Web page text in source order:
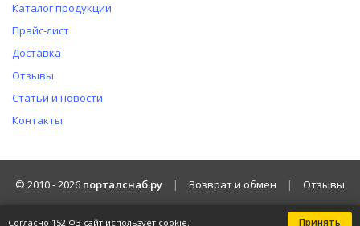
Каталог продукции
Прайс-лист
Доставка
Отзывы
Статьи и новости
Контакты
© 2010 -2026 порталснаб.ру | Возврат и обмен | Отзывы
Согласно 152 ФЗ сайт использует cookie. Принять